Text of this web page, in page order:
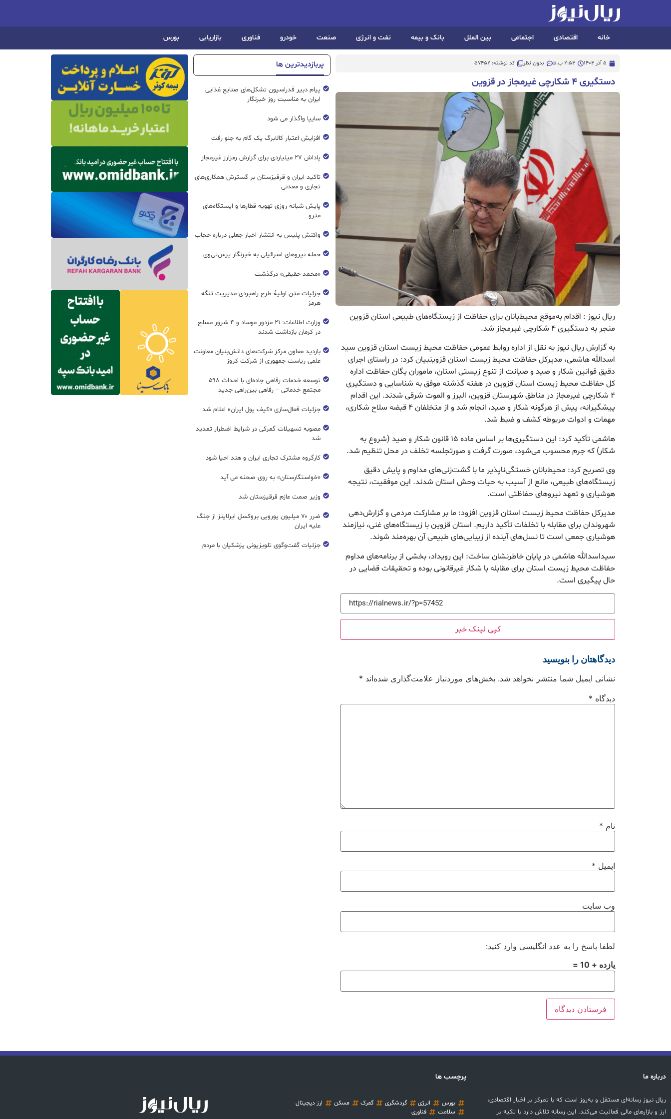
خانه اقتصادی اجتماعی بین الملل بانک و بیمه نفت و انرژی صنعت خودرو فناوری بازاریابی بورس
5 آذر 1404 2:54 ب.ظ بدون نظر کد نوشته: 57452
دستگیری ۴ شکارچی غیرمجاز در قزوین
ریال نیوز : اقدام به‌موقع محیط‌بانان برای حفاظت از زیستگاه‌های طبیعی استان قزوین
منجر به دستگیری ۴ شکارچی غیرمجاز شد.
به گزارش ریال نیوز به نقل از اداره روابط عمومی حفاظت محیط زیست استان قزوین سید
اسدالله هاشمی، مدیرکل حفاظت محیط زیست استان قزوینبیان کرد: در راستای اجرای
دقیق قوانین شکار و صید و صیانت از تنوع زیستی استان، ماموران یگان حفاظت اداره
کل حفاظت محیط زیست استان قزوین در هفته گذشته موفق به شناسایی و دستگیری
۴ شکارچی غیرمجاز در مناطق شهرستان قزوین، البرز و الموت شرقی شدند. این اقدام
پیشگیرانه، پیش از هرگونه شکار و صید، انجام شد و از متخلفان ۴ قبضه سلاح شکاری،
مهمات و ادوات مربوطه کشف و ضبط شد.
هاشمی تأکید کرد: این دستگیری‌ها بر اساس ماده ۱۵ قانون شکار و صید (شروع به
شکار) که جرم محسوب می‌شود، صورت گرفت و صورتجلسه تخلف در محل تنظیم شد.
وی تصریح کرد: محیط‌بانان خستگی‌ناپذیر ما با گشت‌زنی‌های مداوم و پایش دقیق
زیستگاه‌های طبیعی، مانع از آسیب به حیات وحش استان شدند. این موفقیت، نتیجه
هوشیاری و تعهد نیروهای حفاظتی است.
مدیرکل حفاظت محیط زیست استان قزوین افزود: ما بر مشارکت مردمی و گزارش‌دهی
شهروندان برای مقابله با تخلفات تأکید داریم. استان قزوین با زیستگاه‌های غنی، نیازمند
هوشیاری جمعی است تا نسل‌های آینده از زیبایی‌های طبیعی آن بهره‌مند شوند.
سیداسدالله هاشمی در پایان خاطرنشان ساخت: این رویداد، بخشی از برنامه‌های مداوم
حفاظت محیط زیست استان برای مقابله با شکار غیرقانونی بوده و تحقیقات قضایی در
حال پیگیری است.
کپی لینک خبر
دیدگاهتان را بنویسید
نشانی ایمیل شما منتشر نخواهد شد. بخش‌های موردنیاز علامت‌گذاری شده‌اند *
دیدگاه *
نام *
ایمیل *
وب‌ سایت
لطفا پاسخ را به عدد انگلیسی وارد کنید:
یازده + 10 =
پربازدیدترین ها
پیام دبیر فدراسیون تشکل‌های صنایع غذایی
ایران به مناسبت روز خبرنگار
سایپا واگذار می شود
افزایش اعتبار کالابرگ یک گام به جلو رفت
پاداش ۲۷ میلیاردی برای گزارش رمزارز غیرمجاز
تاکید ایران و قرقیزستان بر گسترش همکاری‌های
تجاری و معدنی
پایش شبانه روزی تهویه قطار‌ها و ایستگاه‌های
مترو
واکنش پلیس به انتشار اخبار جعلی درباره حجاب
حمله نیروهای اسرائیلی به خبرنگار پرس‌تی‌وی
«محمد حقیقی» درگذشت
جزئیات متن اولیۀ طرح راهبردی مدیریت تنگه
هرمز
وزارت اطلاعات: ۲۱ مزدور موساد و ۴ شرور مسلح
در کرمان بازداشت شدند
بازدید معاون مرکز شرکت‌های دانش‌بنیان معاونت
علمی ریاست جمهوری از شرکت کروز
توسعه خدمات رفاهی جاده‌ای با احداث ۵۹۸
مجتمع خدماتی – رفاهی بین‌راهی جدید
جزئیات فعال‌سازی «کیف پول ایران» اعلام شد
مصوبه تسهیلات گمرکی در شرایط اضطرار تمدید
شد
کارگروه مشترک تجاری ایران و هند احیا شود
«خواستگارستان» به روی صحنه می آید
وزیر صمت عازم قرقیزستان شد
ضرر ۷۰ میلیون یورویی بروکسل ایرلاینز از جنگ
علیه ایران
جزئیات گفت‌وگوی تلویزیونی پزشکیان با مردم
درباره ما
ریال نیوز رسانه‌ای مستقل و به‌روز است که با تمرکز بر اخبار اقتصادی،
ارز و بازارهای مالی فعالیت می‌کند. این رسانه تلاش دارد با تکیه بر
پرچسب ها
بورس انرژی گردشگری گمرک مسکن
ارز دیجیتال
سلامت
فناوری